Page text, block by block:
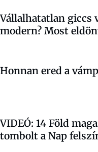
Vállalhatatlan giccs
modern? Most
Honnan ered a
VIDEÓ: 14 Föld
tombolt a Nap